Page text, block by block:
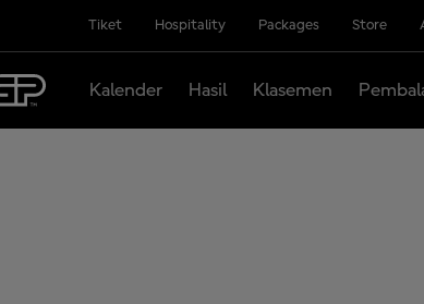
Tiket Hospitality Packages Store
Kalender Hasil Klasemen